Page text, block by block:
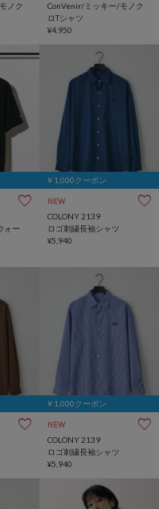
ノク
ConVenir/ミッキー/モノク
ロTシャツ
¥4,950
ォー
￥1,000クーポン
NEW
COLONY 2139
ロゴ刺繍長袖シャツ
¥5,940
￥1,000クーポン
NEW
COLONY 2139
ロゴ刺繍長袖シャツ
¥5,940